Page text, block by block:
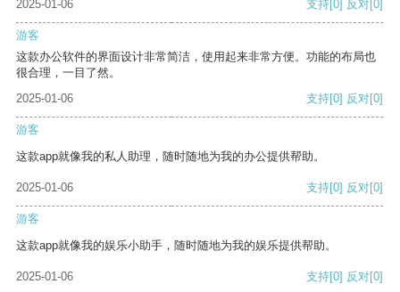
2025-01-06
支持[0] 反对[0]
游客
这款办公软件的界面设计非常简洁，使用起来非常方便。功能的布局也
很合理，一目了然。
2025-01-06
支持[0] 反对[0]
游客
这款app就像我的私人助理，随时随地为我的办公提供帮助。
2025-01-06 支持[0] 反对[0]
游客
这款app就像我的娱乐小助手，随时随地为我的娱乐提供帮助。
2025-01-06 支持[0] 反对[0]